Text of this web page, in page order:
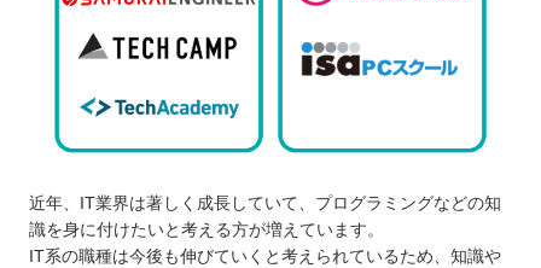
近年、IT業界は著しく成長していて、プログラミングなどの知
識を身に付けたいと考える方が増えています。
IT系の職種は今後も伸びていくと考えられているため、知識や